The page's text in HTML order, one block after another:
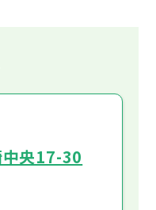
央17-30